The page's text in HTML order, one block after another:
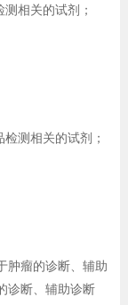
相关的试剂；
测相关的试剂；
瘤的诊断、辅助
诊断、辅助诊断